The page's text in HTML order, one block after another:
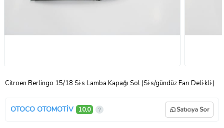
Citroen Berlingo 15/18 Si·s Lamba Kapağı Sol (Si·s/gündüz Farı Deli·kli·)
OTOCO OTOMOTİV 10,0 Satıcıya Sor